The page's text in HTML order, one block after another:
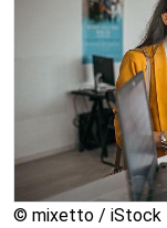
© mixetto / iStock